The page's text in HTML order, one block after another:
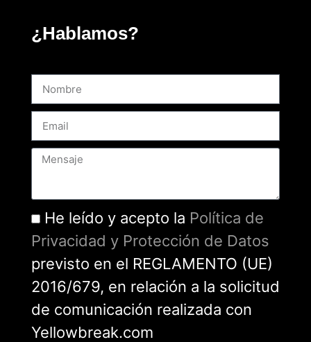
¿Hablamos?
He leído y acepto la Política de
Privacidad y Protección de Datos
previsto en el REGLAMENTO (UE)
2016/679, en relación a la solicitud
de comunicación realizada con
Yellowbreak.com